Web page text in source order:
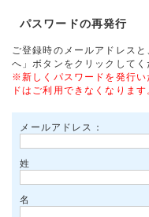
パスワードの再発行
ご登録時のメールアドレス
へ」ボタンをクリックしてく
※新しくパスワードを発行い
ドはご利用できなくなります
メールアドレス：
姓
名